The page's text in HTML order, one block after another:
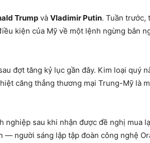
Trump và Vladimir Putin. Tuần trước,
kiện của Mỹ về một lệnh ngừng bắn
đợt tăng kỷ lục gần đây. Kim loại quý
căng thẳng thương mại Trung-Mỹ là
sau khi nhận được đề nghị mua
người sáng lập tập đoàn công nghệ